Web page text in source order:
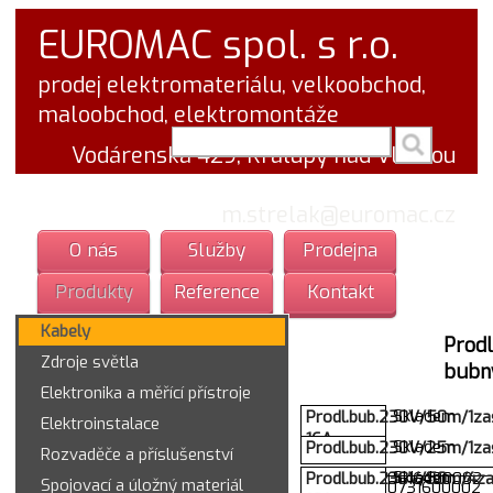
EUROMAC spol. s r.o.
prodej elektromateriálu, velkoobchod,
maloobchod, elektromontáže
Vodárenská 429, Kralupy nad Vltavou
O nás Služby
Prodejna
Produkty
Reference Kontakt
Kabely
Zdroje světla
Elektronika a měřící přístroje
Elektroinstalace
Rozvaděče a příslušenství
Spojovací a úložný materiál
Prodl.bub.230V/50m/
16A
000000000616400002
Skladem
Prodl.bub.230V/25m/
000000000731600002
Skladem
Prodl.bub.230V/50m/
Skladem